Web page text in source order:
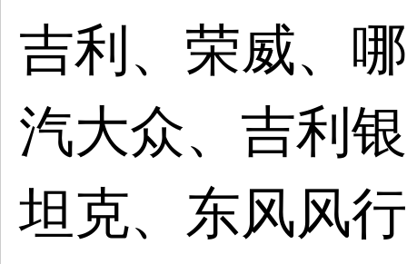
吉利、荣威、
汽大众、吉利
坦克、东风风